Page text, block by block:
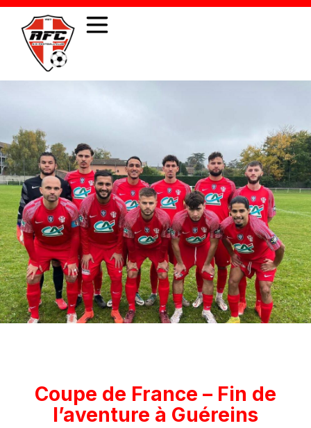
Coupe de France – Fin de
l’aventure à Guéreins